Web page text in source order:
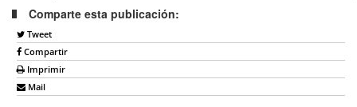
Comparte esta publicación:
Tweet
Compartir
Imprimir
Mail